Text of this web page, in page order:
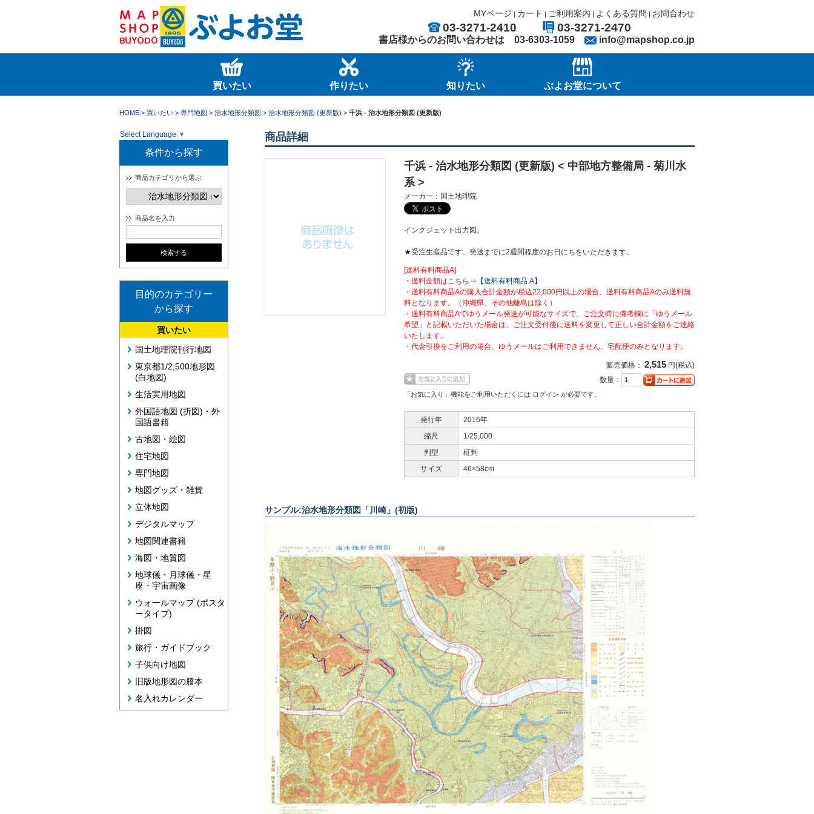
MYページ | カート | ご利用案内 | よくある質問 | お問合わせ
03-3271-2410 03-3271-2470
書店様からのお問い合わせは 03-6303-1059 info@mapshop.co.jp
買いたい 作りたい 知りたい ぶよお堂について
HOME > 買いたい > 専門地図 > 治水地形分類図 > 治水地形分類図 (更新版) > 千浜 - 治水地形分類図 (更新版)
Select Language ▼
条件から探す
商品カテゴリから選ぶ
商品名を入力
目的のカテゴリー
から探す
買いたい
国土地理院刊行地図
東京都1/2,500地形図
(白地図)
生活実用地図
外国語地図 (折図)・外
国語書籍
古地図・絵図
住宅地図
専門地図
地図グッズ・雑貨
立体地図
デジタルマップ
地図関連書籍
海図・地質図
地球儀・月球儀・星
座・宇宙画像
ウォールマップ (ポスタ
ータイプ)
掛図
旅行・ガイドブック
子供向け地図
旧版地形図の謄本
名入れカレンダー
商品詳細
千浜 - 治水地形分類図 (更新版) < 中部地方整備局 - 菊川水
系 >
メーカー：国土地理院
インクジェット出力図。
★受注生産品です。発送までに2週間程度のお日にちをいただきます。
[送料有料商品A]
・送料金額はこちら⇒ 【送料有料商品 A】
・送料有料商品Aの購入合計金額が税込22,000円以上の場合、送料有料商品Aのみ送料無
料となります。（沖縄県、その他離島は除く）
・送料有料商品Aでゆうメール発送が可能なサイズで、ご注文時に備考欄に「ゆうメール
希望」と記載いただいた場合は、ご注文受付後に送料を変更して正しい合計金額をご連絡
いたします。
・代金引換をご利用の場合、ゆうメールはご利用できません。宅配便のみとなります。
販売価格： 2,515 円(税込)
数量：
「お気に入り」機能をご利用いただくには ログイン が必要です。
発行年
2016年
縮尺
1/25,000
判型
柾判
サイズ
46×58cm
サンプル:治水地形分類図「川崎」(初版)